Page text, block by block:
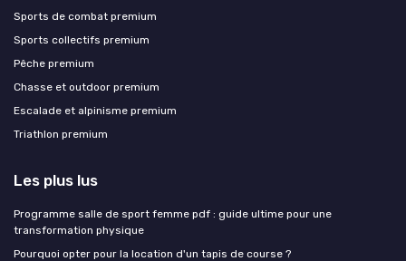
Sports de combat premium
Sports collectifs premium
Pêche premium
Chasse et outdoor premium
Escalade et alpinisme premium
Triathlon premium
Les plus lus
Programme salle de sport femme pdf : guide ultime pour une
transformation physique
Pourquoi opter pour la location d'un tapis de course ?